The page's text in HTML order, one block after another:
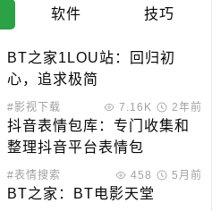
软件 技巧
BT之家1LOU站：回归初
心，追求极简
#影视下载 7.16K 2年前
抖音表情包库：专门收集和
整理抖音平台表情包
#表情搜索 458 5月前
BT之家：BT电影天堂